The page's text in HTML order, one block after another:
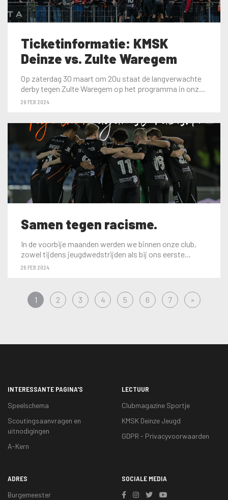
Ticketinformatie: KMSK
Deinze vs. Zulte Waregem
Op zaterdag 30 maart om 20u staat de langverwachte
derby tegen Zulte Waregem op het programma in onz...
29 FEB 2024
Samen tegen racisme.
In de voorbije maanden werden we binnen onze club,
zowel tijdens jeugdwedstrijden als bij ons eerste...
26 FEB 2024
1 2 3 4 5 6 7 »
INTERESSANTE PAGINA'S
Speelschema
Scoutingsaanvragen en
uitnodigingen
A-Kern
LECTUUR
Clubmagazine Sportje
KMSK Deinze Jeugd
GDPR - Privacyvoorwaarden
ADRES
Burgemeester
SOCIALE MEDIA